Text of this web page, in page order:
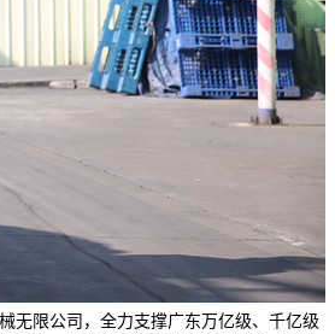
无限公司，全力支撑广东万亿级、千亿级